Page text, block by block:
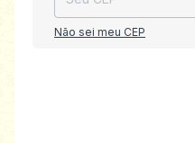
Não sei meu CEP